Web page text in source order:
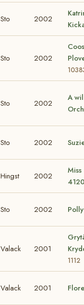
Sto 2002
Sto 2002
Sto 2002
A
Sto 2002
Hingst 2002
Miss
Sto 2002
Valack 2001
1112
Valack 2001